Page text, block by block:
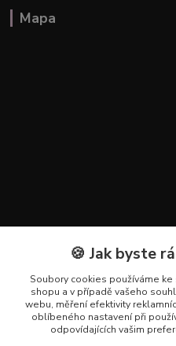
Mapa
Kontakty
+420 602 223 614
info@zahradnictvipetro.cz
🍪 Jak byste
Soubory cookies používáme
shopu a v případě vašeho
webu, měření efektivity
oblíbeného nastavení při
odpovídajících vašim